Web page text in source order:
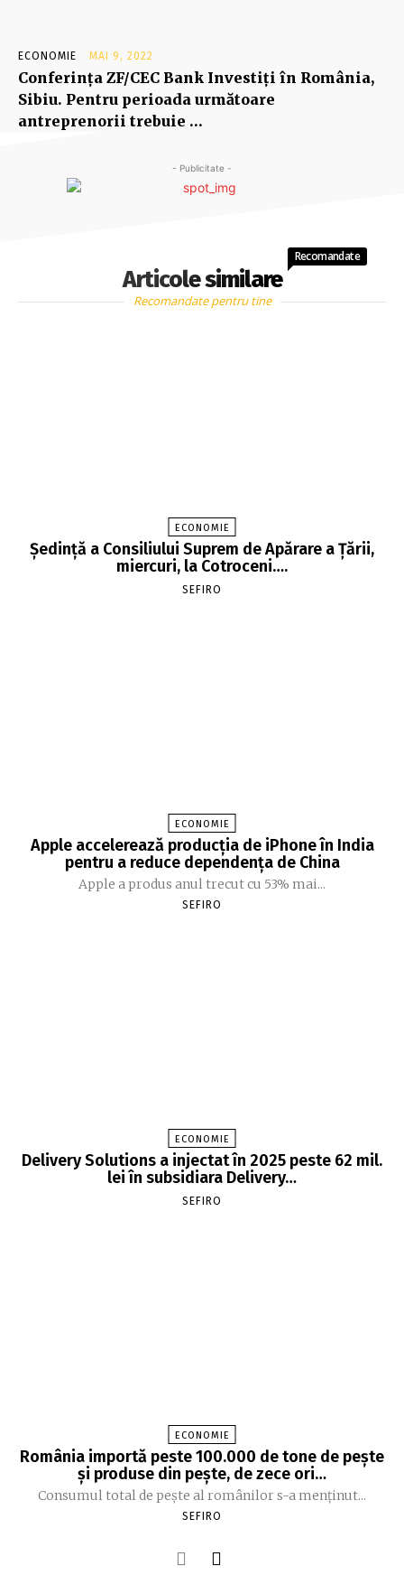
ECONOMIE MAI 9, 2022
Conferinţa ZF/CEC Bank Investiţi în România,
Sibiu. Pentru perioada următoare
antreprenorii trebuie …
- Publicitate -
Articole similare
Recomandate
Recomandate pentru tine
ECONOMIE
Şedinţă a Consiliului Suprem de Apărare a Ţării,
miercuri, la Cotroceni….
SEFIRO
ECONOMIE
Apple accelerează producția de iPhone în India
pentru a reduce dependența de China
Apple a produs anul trecut cu 53% mai...
SEFIRO
ECONOMIE
Delivery Solutions a injectat în 2025 peste 62 mil.
lei în subsidiara Delivery…
SEFIRO
ECONOMIE
România importă peste 100.000 de tone de peşte
şi produse din peşte, de zece ori…
Consumul total de peşte al ro­mâ­nilor s-a menţinut...
SEFIRO